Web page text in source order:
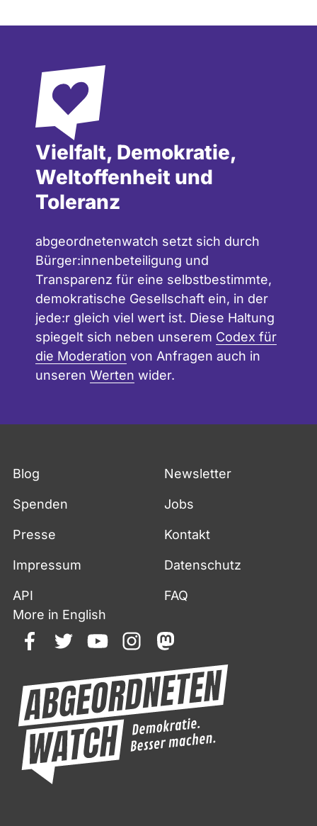
Vielfalt, Demokratie,
Weltoffenheit und
Toleranz
abgeordnetenwatch setzt sich durch
Bürger:innenbeteiligung und
Transparenz für eine selbstbestimmte,
demokratische Gesellschaft ein, in der
jede:r gleich viel wert ist. Diese Haltung
spiegelt sich neben unserem Codex für
die Moderation von Anfragen auch in
unseren Werten wider.
Blog Newsletter
Spenden Jobs
Presse Kontakt
Impressum Datenschutz
API
FAQ
More in English
facebooktwitteryoutubeinstagrammastodon